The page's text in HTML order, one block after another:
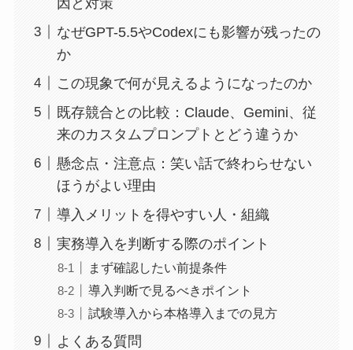
なぜGPT-5.5やCodexにも影響が残ったの
か
この現象で何が見えるようになったのか
既存競合との比較：Claude、Gemini、従
来のカスタムプロンプトとどう違うか
懸念点・注意点：笑い話で終わらせない
ほうがよい理由
導入メリットを得やすい人・組織
実務導入を判断する際のポイント
まず確認したい前提条件
導入判断で見るべきポイント
試験導入から本格導入までの見方
よくある質問